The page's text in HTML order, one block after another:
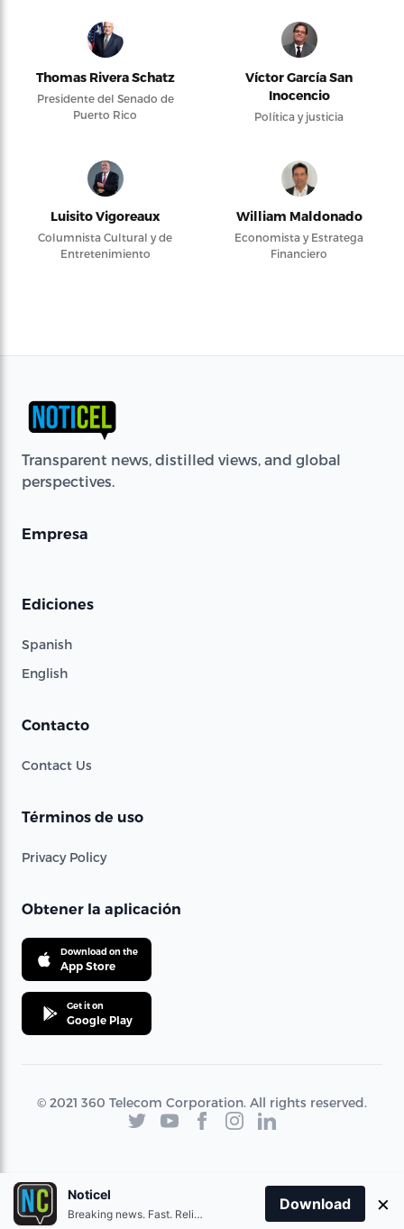
Thomas Rivera Schatz
Presidente del Senado de
Puerto Rico
Víctor García San
Inocencio
Política y justicia
Luisito Vigoreaux
Columnista Cultural y de
Entretenimiento
William Maldonado
Economista y Estratega
Financiero
Transparent news, distilled views, and global
perspectives.
Empresa
Ediciones
Spanish
English
Contacto
Contact Us
Términos de uso
Privacy Policy
Obtener la aplicación
Download on the
App Store
Get it on
Google Play
© 2021 360 Telecom Corporation. All rights reserved.
Noticel
Breaking news. Fast. Reliable.
Download ×